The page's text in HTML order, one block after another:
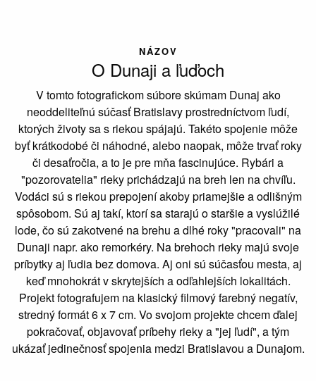
NÁZOV
O Dunaji a ľuďoch
V tomto fotografickom súbore skúmam Dunaj ako
neoddeliteľnú súčasť Bratislavy prostredníctvom ľudí,
ktorých životy sa s riekou spájajú. Takéto spojenie môže
byť krátkodobé či náhodné, alebo naopak, môže trvať roky
či desaťročia, a to je pre mňa fascinujúce. Rybári a
"pozorovatelia" rieky prichádzajú na breh len na chvíľu.
Vodáci sú s riekou prepojení akoby priamejšie a odlišným
spôsobom. Sú aj takí, ktorí sa starajú o staršie a vyslúžilé
lode, čo sú zakotvené na brehu a dlhé roky "pracovali" na
Dunaji napr. ako remorkéry. Na brehoch rieky majú svoje
príbytky aj ľudia bez domova. Aj oni sú súčasťou mesta, aj
keď mnohokrát v skrytejších a odľahlejších lokalitách.
Projekt fotografujem na klasický filmový farebný negatív,
stredný formát 6 x 7 cm. Vo svojom projekte chcem ďalej
pokračovať, objavovať príbehy rieky a "jej ľudí", a tým
ukázať jedinečnosť spojenia medzi Bratislavou a Dunajom.